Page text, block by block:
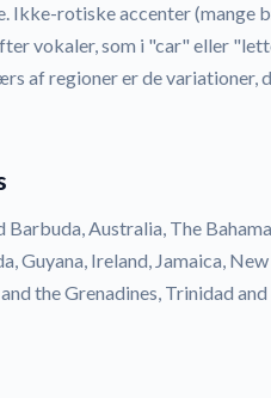
Ikke-rotiske accenter (mange
vokaler, som i "car" eller
af regioner er de variationer,
Barbuda, Australia, The
Guyana, Ireland, Jamaica,
the Grenadines, Trinidad